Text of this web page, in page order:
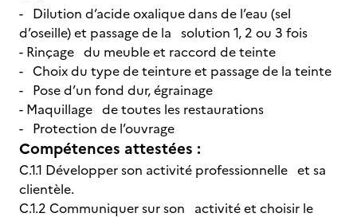
- Dilution d’acide oxalique dans de l’eau (sel
d’oseille) et passage de la solution 1, 2 ou 3 fois
- Rinçage du meuble et raccord de teinte
- Choix du type de teinture et passage de la teinte
- Pose d’un fond dur, égrainage
- Maquillage de toutes les restaurations
- Protection de l’ouvrage
Compétences attestées :
C.1.1 Développer son activité professionnelle et sa
clientèle.
C.1.2 Communiquer sur son activité et choisir le